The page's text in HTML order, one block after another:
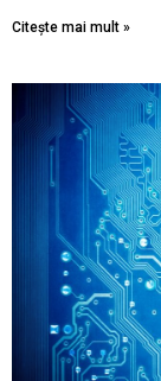
Citește mai mult »